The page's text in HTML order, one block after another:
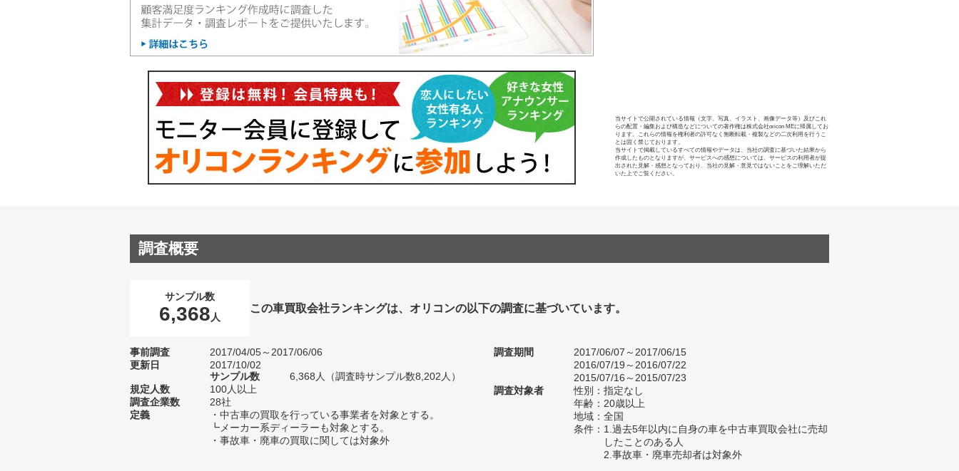
当サイトで公開されている情報（文字、写真、イラスト、画像データ等）及びこれ
らの配置・編集および構造などについての著作権は株式会社oricon MEに帰属してお
ります。これらの情報を権利者の許可なく無断転載・複製などの二次利用を行うこ
とは固く禁じております。
当サイトで掲載しているすべての情報やデータは、当社の調査に基づいた結果から
作成したものとなりますが、サービスへの感想については、サービスの利用者が提
出された見解・感想となっており、当社の見解・意見ではないことをご理解いただ
いた上でご覧ください。
調査概要
サンプル数
6,368 人
この車買取会社ランキングは、オリコンの以下の調査に基づいています。
事前調査
2017/04/05～2017/06/06
更新日
2017/10/02
サンプル数
6,368人（調査時サンプル数8,202人）
規定人数
100人以上
調査企業数
28社
定義
・中古車の買取を行っている事業者を対象とする。
┗メーカー系ディーラーも対象とする。
・事故車・廃車の買取に関しては対象外
調査期間
2017/06/07～2017/06/15
2016/07/19～2016/07/22
2015/07/16～2015/07/23
調査対象者
性別：指定なし
年齢：20歳以上
地域：全国
条件：1.過去5年以内に自身の車を中古車買取会社に売却
したことのある人
2.事故車・廃車売却者は対象外